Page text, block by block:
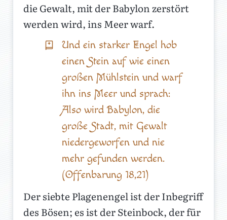
die Gewalt, mit der Babylon zerstört
werden wird, ins Meer warf.
Und ein starker Engel hob
einen Stein auf wie einen
großen Mühlstein und warf
ihn ins Meer und sprach:
Also wird Babylon, die
große Stadt, mit Gewalt
niedergeworfen und nie
mehr gefunden werden.
(Offenbarung 18,21)
Der siebte Plagenengel ist der Inbegriff
des Bösen; es ist der Steinbock, der für